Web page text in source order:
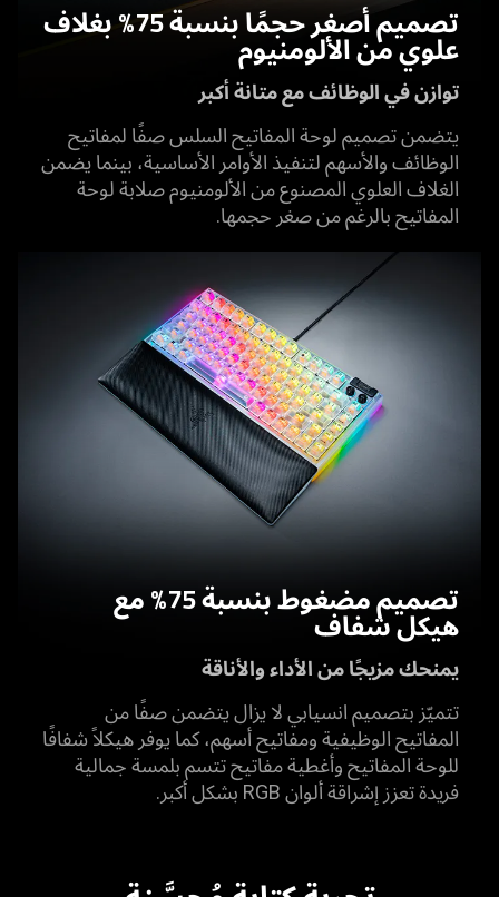
تصميم أصغر حجمًا بنسبة 75% بغلاف
علوي من الألومنيوم
توازن في الوظائف مع متانة أكبر
يتضمن تصميم لوحة المفاتيح السلس صفًا لمفاتيح
الوظائف والأسهم لتنفيذ الأوامر الأساسية، بينما يضمن
الغلاف العلوي المصنوع من الألومنيوم صلابة لوحة
المفاتيح بالرغم من صغر حجمها.
تصميم مضغوط بنسبة 75% مع
هيكل شفاف
يمنحك مزيجًا من الأداء والأناقة
تتميّز بتصميم انسيابي لا يزال يتضمن صفًا من
المفاتيح الوظيفية ومفاتيح أسهم، كما يوفر هيكلاً شفافًا
للوحة المفاتيح وأغطية مفاتيح تتسم بلمسة جمالية
فريدة تعزز إشراقة ألوان RGB بشكل أكبر.